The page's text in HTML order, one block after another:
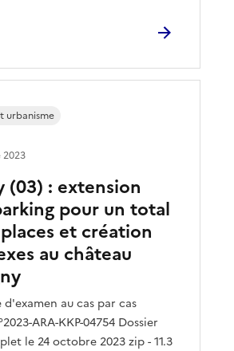
(03) : extension
pour un total
et création
au château
d'examen au cas par cas
ARA-KKP-04754 Dossier
le 24 octobre 2023 zip - 11.3
urbanisme